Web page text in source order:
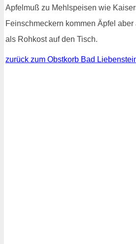
Apfelmuß zu Mehlspeisen wie
Feinschmeckern kommen Äpfel
als Rohkost auf den Tisch.
zurück zum Obstkorb Bad